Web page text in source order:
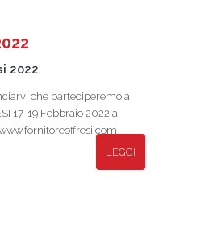
2022
che parteciperemo a
17-19 Febbraio 2022 a
LEGGI